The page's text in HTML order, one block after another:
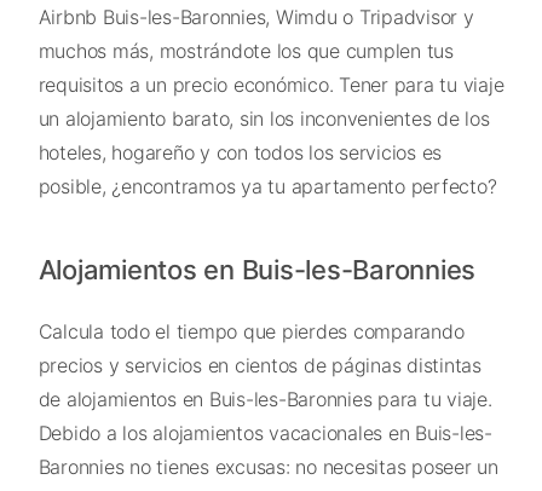
Airbnb Buis-les-Baronnies, Wimdu o Tripadvisor y
muchos más, mostrándote los que cumplen tus
requisitos a un precio económico. Tener para tu viaje
un alojamiento barato, sin los inconvenientes de los
hoteles, hogareño y con todos los servicios es
posible, ¿encontramos ya tu apartamento perfecto?
Alojamientos en Buis-les-Baronnies
Calcula todo el tiempo que pierdes comparando
precios y servicios en cientos de páginas distintas
de alojamientos en Buis-les-Baronnies para tu viaje.
Debido a los alojamientos vacacionales en Buis-les-
Baronnies no tienes excusas: no necesitas poseer un